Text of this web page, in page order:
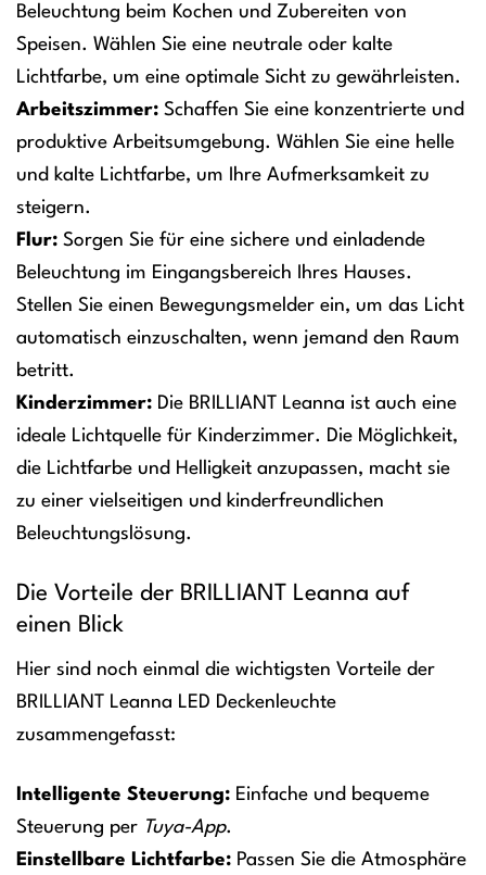
Beleuchtung beim Kochen und Zubereiten von
Speisen. Wählen Sie eine neutrale oder kalte
Lichtfarbe, um eine optimale Sicht zu gewährleisten.
Arbeitszimmer: Schaffen Sie eine konzentrierte und
produktive Arbeitsumgebung. Wählen Sie eine helle
und kalte Lichtfarbe, um Ihre Aufmerksamkeit zu
steigern.
Flur: Sorgen Sie für eine sichere und einladende
Beleuchtung im Eingangsbereich Ihres Hauses.
Stellen Sie einen Bewegungsmelder ein, um das Licht
automatisch einzuschalten, wenn jemand den Raum
betritt.
Kinderzimmer: Die BRILLIANT Leanna ist auch eine
ideale Lichtquelle für Kinderzimmer. Die Möglichkeit,
die Lichtfarbe und Helligkeit anzupassen, macht sie
zu einer vielseitigen und kinderfreundlichen
Beleuchtungslösung.
Die Vorteile der BRILLIANT Leanna auf
einen Blick
Hier sind noch einmal die wichtigsten Vorteile der
BRILLIANT Leanna LED Deckenleuchte
zusammengefasst:
Intelligente Steuerung: Einfache und bequeme
Steuerung per Tuya-App.
Einstellbare Lichtfarbe: Passen Sie die Atmosphäre